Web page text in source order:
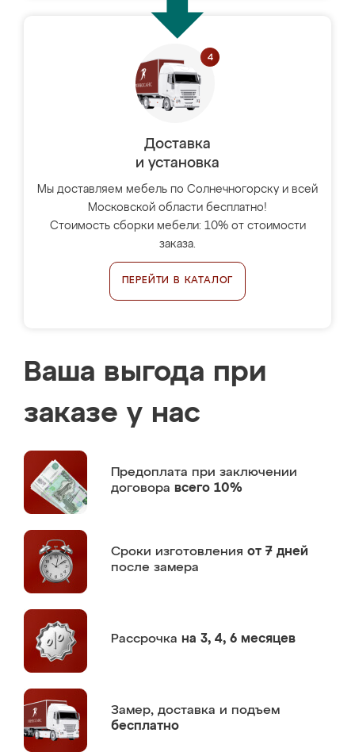
Доставка
и установка
Мы доставляем мебель по Солнечногорску и всей
Московской области бесплатно!
Стоимость сборки мебели: 10% от стоимости
заказа.
ПЕРЕЙТИ В КАТАЛОГ
Ваша выгода при
заказе у нас
Предоплата при заключении
договора всего 10%
Сроки изготовления от 7 дней
после замера
Рассрочка на 3, 4, 6 месяцев
Замер, доставка и подъем
бесплатно